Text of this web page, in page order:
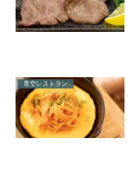
青空レストラン